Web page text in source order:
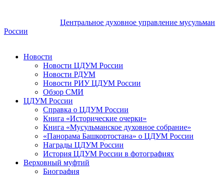
Центральное духовное управление мусульман
России
Новости
Новости ЦДУМ России
Новости РДУМ
Новости РИУ ЦДУМ России
Обзор СМИ
ЦДУМ России
Справка о ЦДУМ России
Книга «Исторические очерки»
Книга «Мусульманское духовное собрание»
«Панорама Башкортостана» о ЦДУМ России
Награды ЦДУМ России
История ЦДУМ России в фотографиях
Верховный муфтий
Биография